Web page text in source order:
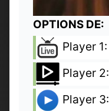
OPTIONS DE:
Player 1:
Player 2:
Player 3: